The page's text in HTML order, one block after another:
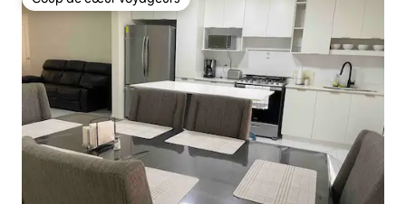
Coup de cœur voyageurs